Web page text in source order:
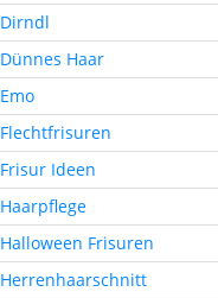
Dirndl
Dünnes Haar
Emo
Flechtfrisuren
Frisur Ideen
Haarpflege
Halloween Frisuren
Herrenhaarschnitt